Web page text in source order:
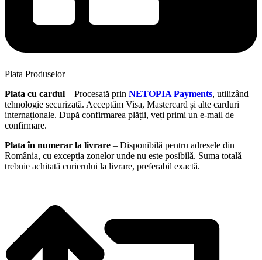
Plata Produselor
Plata cu cardul – Procesată prin NETOPIA Payments, utilizând
tehnologie securizată. Acceptăm Visa, Mastercard și alte carduri
internaționale. După confirmarea plății, veți primi un e-mail de
confirmare.
Plata în numerar la livrare – Disponibilă pentru adresele din
România, cu excepția zonelor unde nu este posibilă. Suma totală
trebuie achitată curierului la livrare, preferabil exactă.